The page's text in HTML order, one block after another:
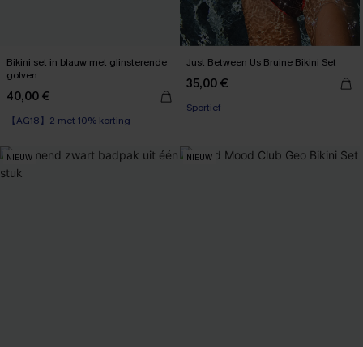
Bikini set in blauw met glinsterende
golven
40,00 €
【AG18】2 met 10% korting
Just Between Us Bruine Bikini Set
35,00 €
Sportief
NIEUW NIEUW